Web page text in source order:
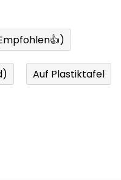
Auf Plastiktafel